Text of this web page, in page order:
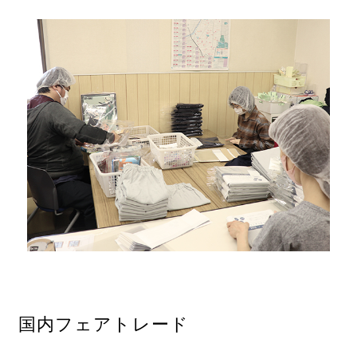
国内フェアトレード